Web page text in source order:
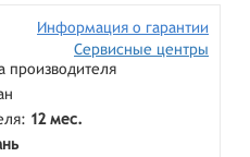
Информация о гарантии
Сервисные центры
производителя
12 мес.